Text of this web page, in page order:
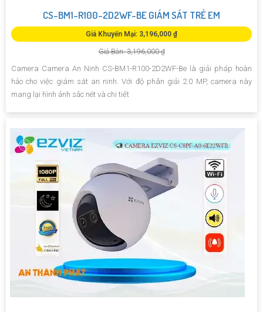
CS-BM1-R100-2D2WF-BE GIÁM SÁT TRẺ EM
Giá Khuyến Mại: 3,196,000 ₫
Giá Bán: 3,196,000 ₫
Camera Camera An Ninh CS-BM1-R100-2D2WF-Be là giải pháp hoàn
hảo cho việc giám sát an ninh. Với độ phân giải 2.0 MP, camera này
mang lại hình ảnh sắc nét và chi tiết